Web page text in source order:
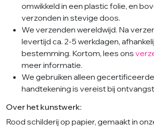
omwikkeld in een plastic folie, en
verzonden in stevige doos.
We verzenden wereldwijd. Na
levertijd ca. 2-5 werkdagen,
bestemming. Kortom, lees ons
meer informatie.
We gebruiken alleen
handtekening is vereist bij
Over het kunstwerk:
Rood schilderij op papier, gemaakt in